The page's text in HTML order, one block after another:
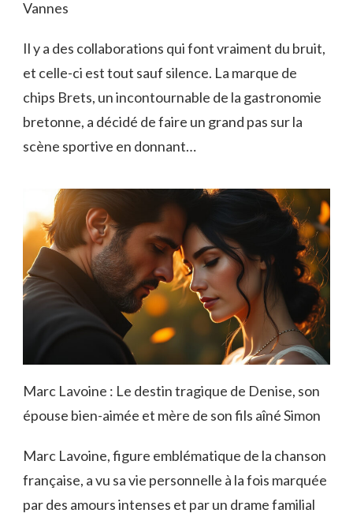
Vannes
Il y a des collaborations qui font vraiment du bruit,
et celle-ci est tout sauf silence. La marque de
chips Brets, un incontournable de la gastronomie
bretonne, a décidé de faire un grand pas sur la
scène sportive en donnant…
Marc Lavoine : Le destin tragique de Denise, son
épouse bien-aimée et mère de son fils aîné Simon
Marc Lavoine, figure emblématique de la chanson
française, a vu sa vie personnelle à la fois marquée
par des amours intenses et par un drame familial